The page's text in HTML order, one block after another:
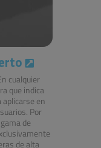
cualquier
que indica
en
Por
de
de alta